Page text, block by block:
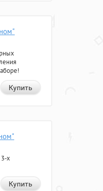
Купить
х
Купить